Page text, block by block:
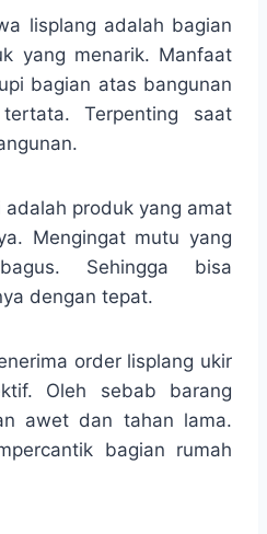
lisplang adalah bagian
yang menarik. Manfaat
bagian atas bangunan
Terpenting saat
produk yang amat
Mengingat mutu yang
Sehingga bisa
dengan tepat.
order lisplang ukir
Oleh sebab barang
awet dan tahan lama.
bagian rumah